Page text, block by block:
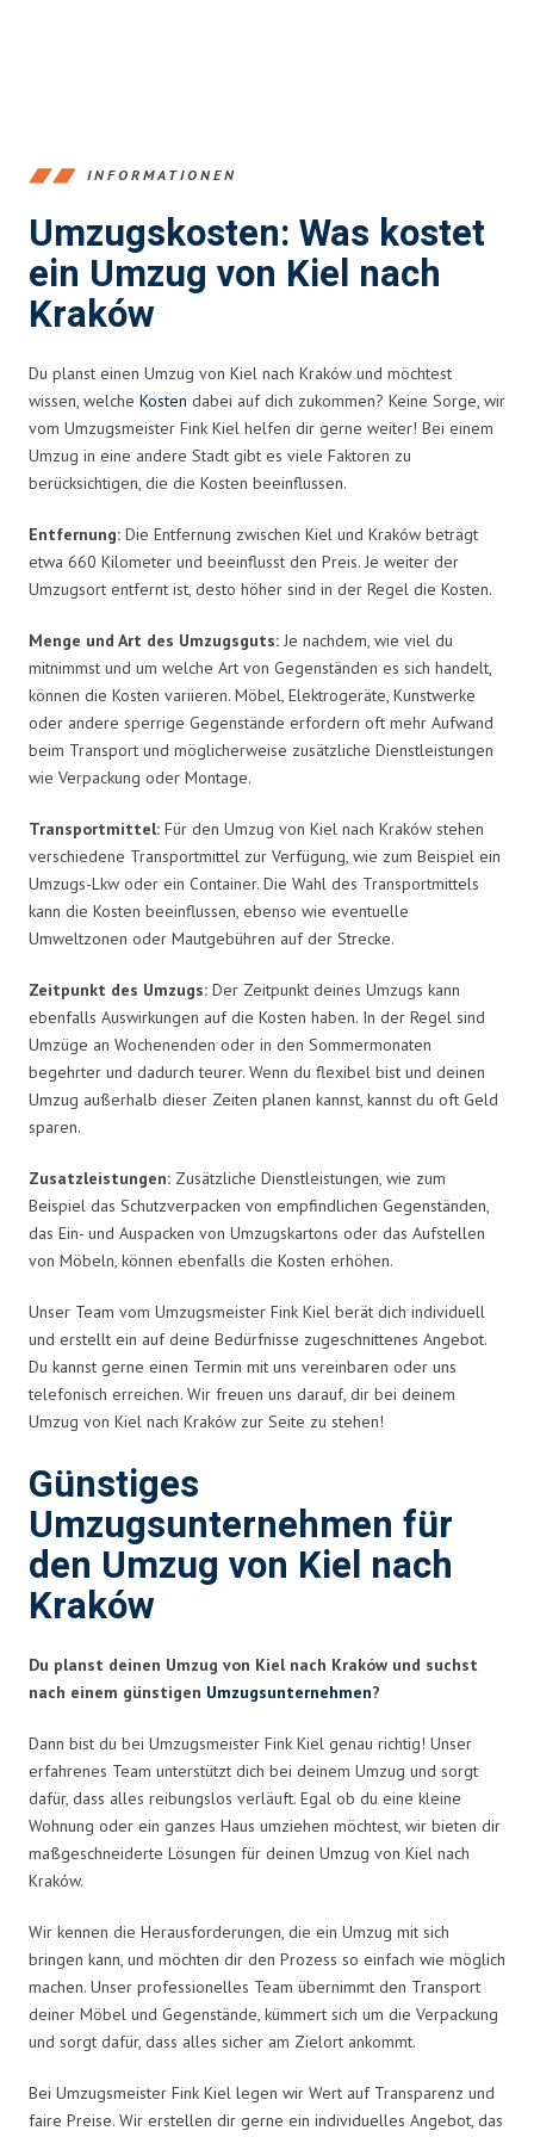
INFORMATIONEN
Umzugskosten: Was kostet
ein Umzug von Kiel nach
Kraków
Du planst einen Umzug von Kiel nach Kraków und möchtest
wissen, welche Kosten dabei auf dich zukommen? Keine Sorge, wir
vom Umzugsmeister Fink Kiel helfen dir gerne weiter! Bei einem
Umzug in eine andere Stadt gibt es viele Faktoren zu
berücksichtigen, die die Kosten beeinflussen.
Entfernung: Die Entfernung zwischen Kiel und Kraków beträgt
etwa 660 Kilometer und beeinflusst den Preis. Je weiter der
Umzugsort entfernt ist, desto höher sind in der Regel die Kosten.
Menge und Art des Umzugsguts: Je nachdem, wie viel du
mitnimmst und um welche Art von Gegenständen es sich handelt,
können die Kosten variieren. Möbel, Elektrogeräte, Kunstwerke
oder andere sperrige Gegenstände erfordern oft mehr Aufwand
beim Transport und möglicherweise zusätzliche Dienstleistungen
wie Verpackung oder Montage.
Transportmittel: Für den Umzug von Kiel nach Kraków stehen
verschiedene Transportmittel zur Verfügung, wie zum Beispiel ein
Umzugs-Lkw oder ein Container. Die Wahl des Transportmittels
kann die Kosten beeinflussen, ebenso wie eventuelle
Umweltzonen oder Mautgebühren auf der Strecke.
Zeitpunkt des Umzugs: Der Zeitpunkt deines Umzugs kann
ebenfalls Auswirkungen auf die Kosten haben. In der Regel sind
Umzüge an Wochenenden oder in den Sommermonaten
begehrter und dadurch teurer. Wenn du flexibel bist und deinen
Umzug außerhalb dieser Zeiten planen kannst, kannst du oft Geld
sparen.
Zusatzleistungen: Zusätzliche Dienstleistungen, wie zum
Beispiel das Schutzverpacken von empfindlichen Gegenständen,
das Ein- und Auspacken von Umzugskartons oder das Aufstellen
von Möbeln, können ebenfalls die Kosten erhöhen.
Unser Team vom Umzugsmeister Fink Kiel berät dich individuell
und erstellt ein auf deine Bedürfnisse zugeschnittenes Angebot.
Du kannst gerne einen Termin mit uns vereinbaren oder uns
telefonisch erreichen. Wir freuen uns darauf, dir bei deinem
Umzug von Kiel nach Kraków zur Seite zu stehen!
Günstiges
Umzugsunternehmen für
den Umzug von Kiel nach
Kraków
Du planst deinen Umzug von Kiel nach Kraków und suchst
nach einem günstigen Umzugsunternehmen?
Dann bist du bei Umzugsmeister Fink Kiel genau richtig! Unser
erfahrenes Team unterstützt dich bei deinem Umzug und sorgt
dafür, dass alles reibungslos verläuft. Egal ob du eine kleine
Wohnung oder ein ganzes Haus umziehen möchtest, wir bieten dir
maßgeschneiderte Lösungen für deinen Umzug von Kiel nach
Kraków.
Wir kennen die Herausforderungen, die ein Umzug mit sich
bringen kann, und möchten dir den Prozess so einfach wie möglich
machen. Unser professionelles Team übernimmt den Transport
deiner Möbel und Gegenstände, kümmert sich um die Verpackung
und sorgt dafür, dass alles sicher am Zielort ankommt.
Bei Umzugsmeister Fink Kiel legen wir Wert auf Transparenz und
faire Preise. Wir erstellen dir gerne ein individuelles Angebot, das